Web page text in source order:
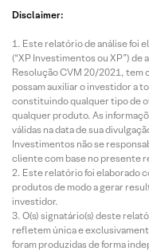
Disclaimer:
Este relatório de análise foi
(“XP Investimentos ou XP”)
Resolução CVM 20/2021, tem
possam auxiliar o investidor a
constituindo qualquer tipo de
qualquer produto. As
válidas na data de sua
Investimentos não se
cliente com base no presente
Este relatório foi elaborado
produtos de modo a gerar
investidor.
O(s) signatário(s) deste
refletem única e
foram produzidas de forma